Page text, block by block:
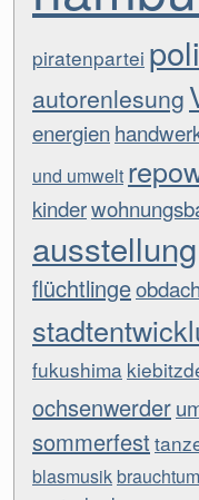
piratenpartei
autorenlesung
energien
und umwelt
kinder
ausstellung
flüchtlinge
fukushima
ochsenwerder
sommerfest
blasmusikbrauchtum